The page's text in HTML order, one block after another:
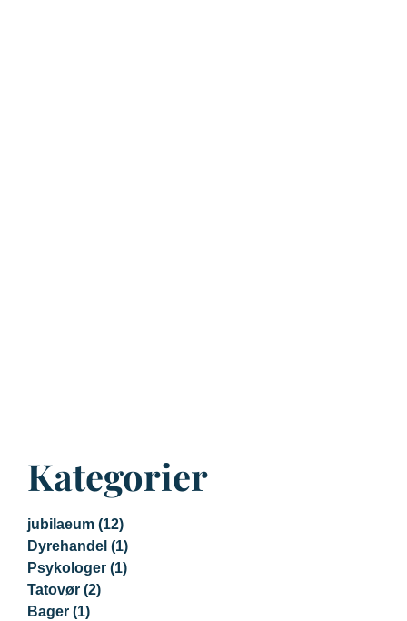
Kategorier
jubilaeum (12)
Dyrehandel (1)
Psykologer (1)
Tatovør (2)
Bager (1)